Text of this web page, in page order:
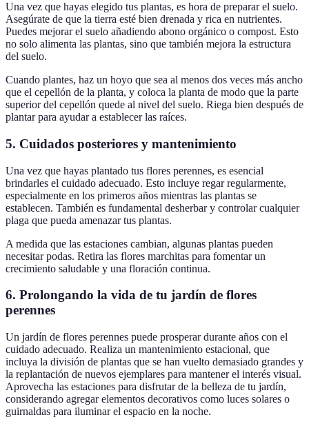
Una vez que hayas elegido tus plantas, es hora de preparar el suelo.
Asegúrate de que la tierra esté bien drenada y rica en nutrientes.
Puedes mejorar el suelo añadiendo abono orgánico o compost. Esto
no solo alimenta las plantas, sino que también mejora la estructura
del suelo.
Cuando plantes, haz un hoyo que sea al menos dos veces más ancho
que el cepellón de la planta, y coloca la planta de modo que la parte
superior del cepellón quede al nivel del suelo. Riega bien después de
plantar para ayudar a establecer las raíces.
5. Cuidados posteriores y mantenimiento
Una vez que hayas plantado tus flores perennes, es esencial
brindarles el cuidado adecuado. Esto incluye regar regularmente,
especialmente en los primeros años mientras las plantas se
establecen. También es fundamental desherbar y controlar cualquier
plaga que pueda amenazar tus plantas.
A medida que las estaciones cambian, algunas plantas pueden
necesitar podas. Retira las flores marchitas para fomentar un
crecimiento saludable y una floración continua.
6. Prolongando la vida de tu jardín de flores
perennes
Un jardín de flores perennes puede prosperar durante años con el
cuidado adecuado. Realiza un mantenimiento estacional, que
incluya la división de plantas que se han vuelto demasiado grandes y
la replantación de nuevos ejemplares para mantener el interés visual.
Aprovecha las estaciones para disfrutar de la belleza de tu jardín,
considerando agregar elementos decorativos como luces solares o
guirnaldas para iluminar el espacio en la noche.